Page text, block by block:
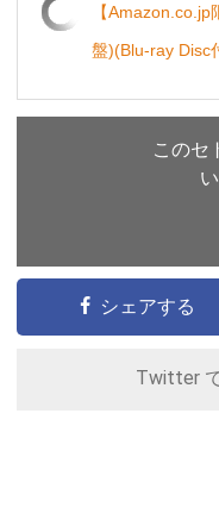
【
盤)(Blu-ray Disc
このセ
シェアする
Twitter